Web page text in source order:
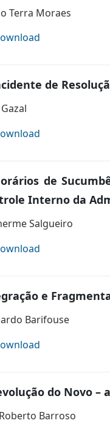
Terra Moraes
de
de
Interno da
Salgueiro
e
Barifouse
do Novo –
Barroso